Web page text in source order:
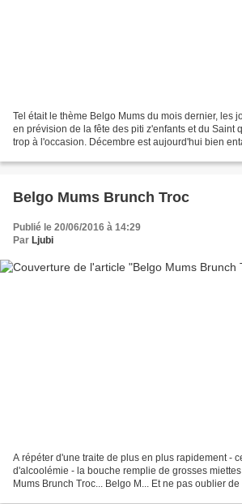
Tel était le thème Belgo Mums du mois dernier, les
en prévision de la fête des piti z'enfants et du Saint
trop à l'occasion. Décembre est aujourd'hui bien
Belgo Mums Brunch Troc
Publié le 20/06/2016 à 14:29
Par Ljubi
A répéter d'une traite de plus en plus rapidement -
d'alcoolémie - la bouche remplie de grosses
Mums Brunch Troc... Belgo M... Et ne pas oublier de